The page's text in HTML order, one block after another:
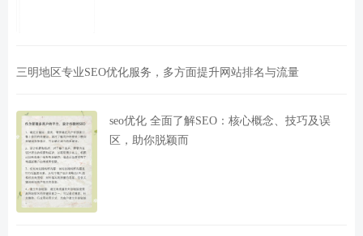
三明地区专业SEO优化服务，多方面提升网站排名与流量
seo优化 全面了解SEO：核心概念、技巧及误
区，助你脱颖而